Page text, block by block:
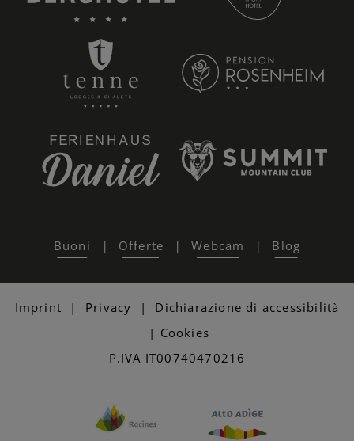
Buoni | Offerte | Webcam | Blog
Imprint | Privacy | Dichiarazione di accessibilità
| Cookies
P.IVA IT00740470216